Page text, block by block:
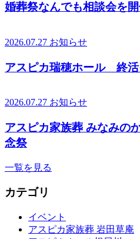
婚葬祭なんでも相談会を
2026.07.27 お知らせ
アスピカ瑞穂ホール 終活
2026.07.27 お知らせ
アスピカ家族葬 みなみの
念祭
一覧を見る
カテゴリ
イベント
アスピカ家族葬 岩田草庵